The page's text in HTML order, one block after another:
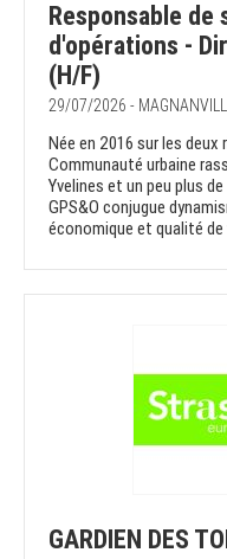
Responsable
d'opérations -
(H/F)
29/07/2026 -
Née en 2016 sur les deux
Communauté urbaine
Yvelines et un peu plus
GPS&O conjugue
économique et qualité de
GARDIEN DES